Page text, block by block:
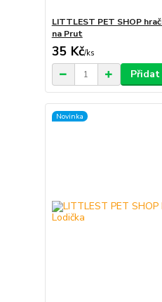
LITTLEST PET SHOP
na Prut
35 Kč/ks
Novinka